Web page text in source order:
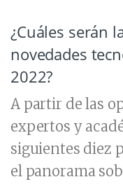
¿Cuáles serán
novedades
2022?
A partir de las
expertos y
siguientes diez
el panorama